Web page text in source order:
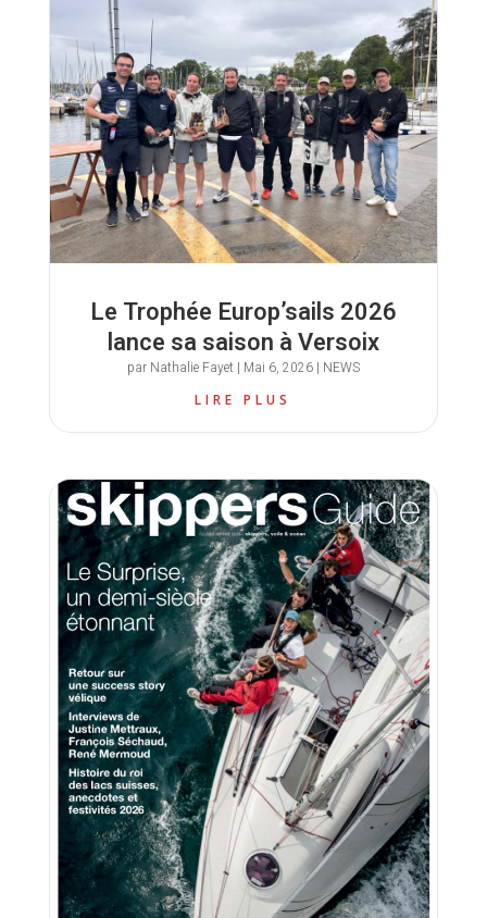
Le Trophée Europ’sails 2026
lance sa saison à Versoix
par Nathalie Fayet| Mai 6, 2026| NEWS
LIRE PLUS